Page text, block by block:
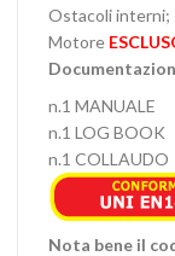
Ostacoli interni;
Motore
n.1 MANUALE
n.1 LOG BOOK
n.1 COLLAUDO
Nota bene il